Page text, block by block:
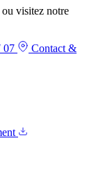
visitez notre
07
Contact &